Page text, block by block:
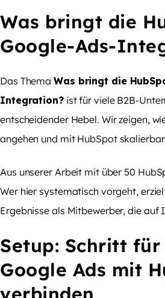
Was bringt die
Google-Ads-
Das Thema Was bringt die
Integration?ist für viele B2B-
entscheidender Hebel. Wir zeigen,
angehen und mit HubSpot
Aus unserer Arbeit mit über 50
Wer hier systematisch vorgeht,
Ergebnisse als Mitbewerber, die auf
Setup: Schritt
Google Ads mit